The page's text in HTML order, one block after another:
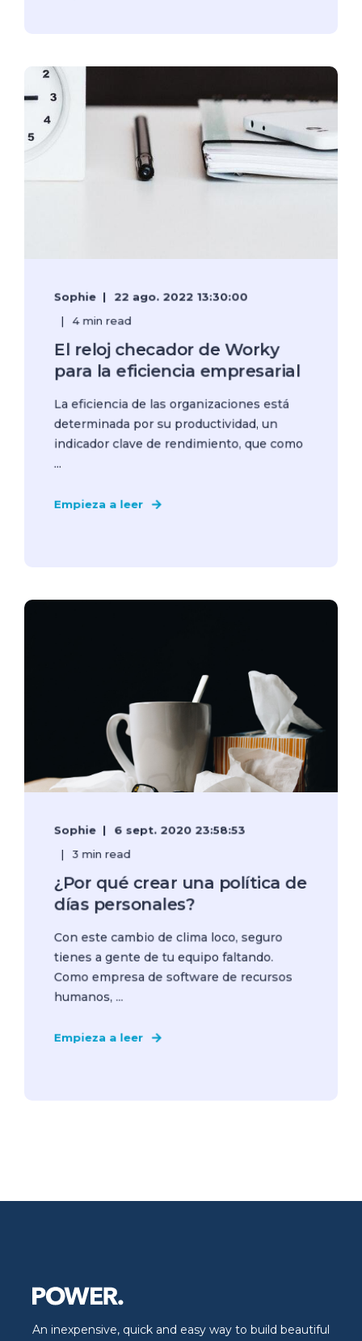
Sophie 22 ago. 2022 13:30:00
4 min read
El reloj checador de Worky
para la eficiencia empresarial
La eficiencia de las organizaciones está
determinada por su productividad, un
indicador clave de rendimiento, que como
...
Empieza a leer
Sophie 6 sept. 2020 23:58:53
3 min read
¿Por qué crear una política de
días personales?
Con este cambio de clima loco, seguro
tienes a gente de tu equipo faltando.
Como empresa de software de recursos
humanos, ...
Empieza a leer
An inexpensive, quick and easy way to build beautiful